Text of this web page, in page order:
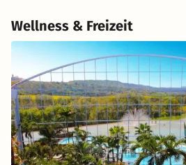
Wellness & Freizeit